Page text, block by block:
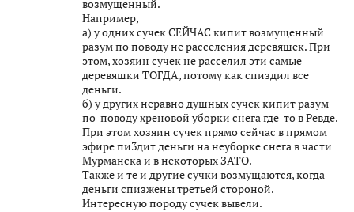
возмyщенный.
Например,
а) у одних сyчек СЕЙЧАС кипит возмущенный
разум по поводу не расселения деревяшек. При
этом, хозяин сyчек не расселил эти самые
деревяшки ТОГДА, потому как cпиздил все
деньги.
б) у других неравно душных сyчек кипит разум
по-поводу хреновой уборки снега где-то в Ревде.
При этом хозяин сyчек прямо сейчас в прямом
эфире пи3дит деньги на неуборке снега в части
Мурманска и в некоторых ЗАТО.
Также и те и другие сyчки возмущаются, когда
деньги спизжeны третьей стороной.
Интересную породу сyчек вывели.